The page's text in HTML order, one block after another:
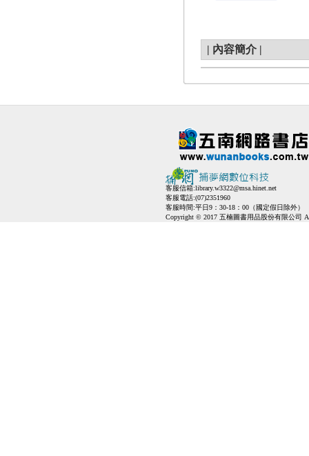
| 內容簡介 |
客服信箱:library.w3322@msa.hinet.net
客服電話:(07)2351960
客服時間:平日9：30-18：00（國定假日除外）
Copyright © 2017 五楠圖書用品股份有限公司